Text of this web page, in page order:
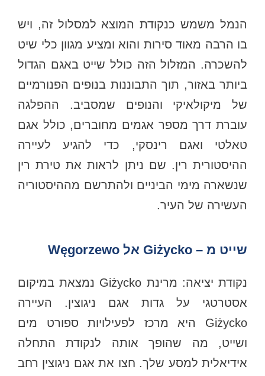
הנמל משמש כנקודת המוצא למסלול זה, ויש
בו הרבה מאוד סירות והוא ומציע מגוון כלי שיט
להשכרה. המזלול הזה כולל שייט באגם הגדול
ביותר באזור, תוך התבוננות בנופים הפנורמיים
של מיקולאיקי והנופים שמסביב. ההפלגה
עוברת דרך מספר אגמים מחוברים, כולל אגם
טאלטי ואגם רינסקי, כדי להגיע לעיירה
ההיסטורית רין. שם ניתן לראות את טירת רין
שנשארה מימי הביניים ולהתרשם מההיסטוריה
העשירה של העיר.
שייט מ – Giżycko א ל Wę gorzewo
נקודת יציאה: מרינת Giżycko נמצאת במיקום
אסטרטגי על גדות אגם ניגוצין. העיירה
Giżycko היא מרכז לפעילויות ספורט מים
ושייט, מה שהופך אותה לנקודת התחלה
אידיאלית למסע שלך. חצו את אגם ניגוצין רחב